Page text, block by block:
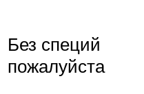
Без специй
пожалуйста